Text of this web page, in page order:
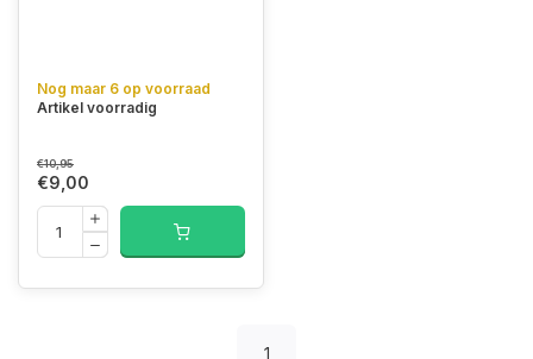
Nog maar 6 op voorraad
Artikel voorradig
€10,95
€9,00
1